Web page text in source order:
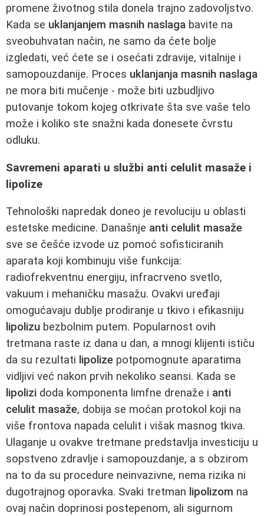
promene životnog stila donela trajno zadovoljstvo.
Kada se uklanjanjem masnih naslaga bavite na
sveobuhvatan način, ne samo da ćete bolje
izgledati, već ćete se i osećati zdravije, vitalnije i
samopouzdanije. Proces uklanjanja masnih naslaga
ne mora biti mučenje - može biti uzbudljivo
putovanje tokom kojeg otkrivate šta sve vaše telo
može i koliko ste snažni kada donesete čvrstu
odluku.
Savremeni aparati u službi anti celulit masaže i
lipolize
Tehnološki napredak doneo je revoluciju u oblasti
estetske medicine. Današnje anti celulit masaže
sve se češće izvode uz pomoć sofisticiranih
aparata koji kombinuju više funkcija:
radiofrekventnu energiju, infracrveno svetlo,
vakuum i mehaničku masažu. Ovakvi uređaji
omogućavaju dublje prodiranje u tkivo i efikasniju
lipolizu bezbolnim putem. Popularnost ovih
tretmana raste iz dana u dan, a mnogi klijenti ističu
da su rezultati lipolize potpomognute aparatima
vidljivi već nakon prvih nekoliko seansi. Kada se
lipolizi doda komponenta limfne drenaže i anti
celulit masaže, dobija se moćan protokol koji na
više frontova napada celulit i višak masnog tkiva.
Ulaganje u ovakve tretmane predstavlja investiciju u
sopstveno zdravlje i samopouzdanje, a s obzirom
na to da su procedure neinvazivne, nema rizika ni
dugotrajnog oporavka. Svaki tretman lipolizom na
ovaj način doprinosi postepenom, ali sigurnom